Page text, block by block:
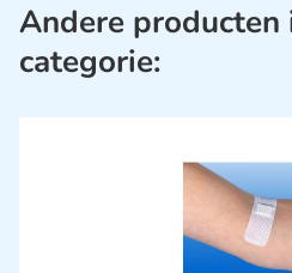
Andere producten
categorie: